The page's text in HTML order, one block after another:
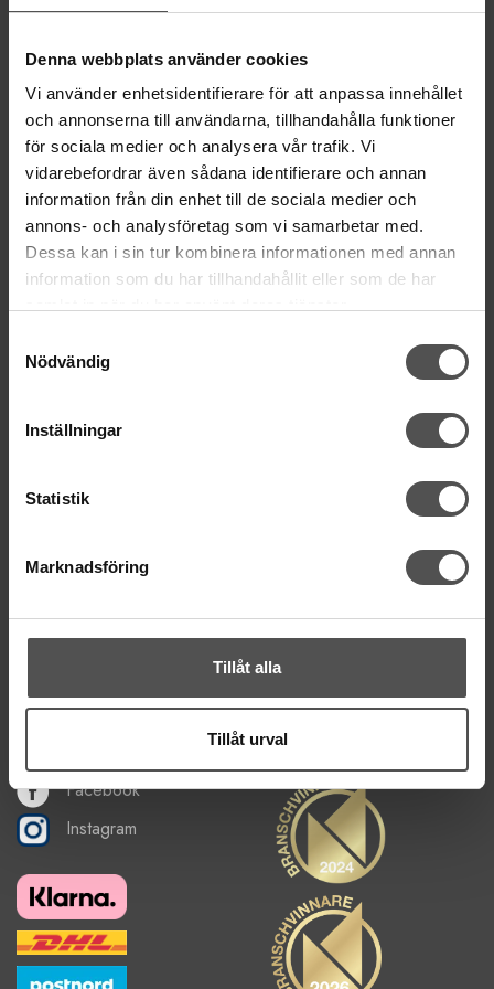
Denna webbplats använder cookies
Vi använder enhetsidentifierare för att anpassa innehållet
och annonserna till användarna, tillhandahålla funktioner
för sociala medier och analysera vår trafik. Vi
vidarebefordrar även sådana identifierare och annan
information från din enhet till de sociala medier och
annons- och analysföretag som vi samarbetar med.
Dessa kan i sin tur kombinera informationen med annan
information som du har tillhandahållit eller som de har
Nödvändig
Inställningar
Statistik
Marknadsföring
Tillåt alla
Tillåt urval
Lörd Stängt Juli-Aug
© Copyrightskyddat material på sidan. Sevillkor
HANDLA
Villkor
Kontakta oss
Mina favoriter
Logga in
Köp presentkort
Köpguide symaskin
Hitta till vår butik
Nyhetsbrev
De uppgifter du matar in kommer endast användas till våra nyhetsbrev.
Facebook
Instagram